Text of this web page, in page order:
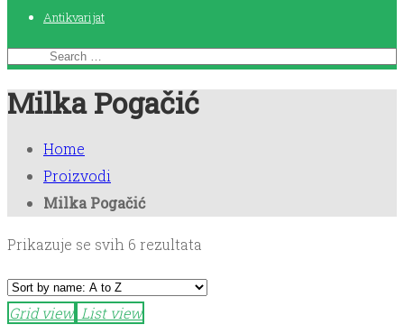
Antikvarijat
Milka Pogačić
Home
Proizvodi
Milka Pogačić
Prikazuje se svih 6 rezultata
Grid view List view